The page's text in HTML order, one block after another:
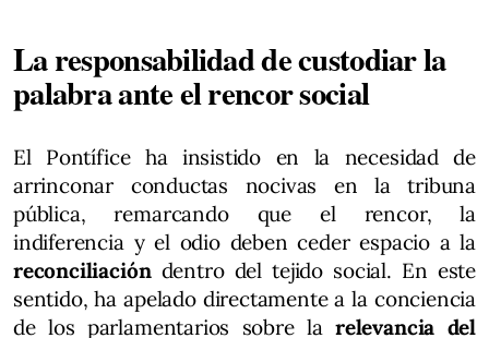
La responsabilidad de custodiar la
palabra ante el rencor social
El Pontífice ha insistido en la necesidad de
arrinconar conductas nocivas en la tribuna
pública, remarcando que el rencor, la
indiferencia y el odio deben ceder espacio a la
reconciliacióndentro del tejido social. En este
sentido, ha apelado directamente a la conciencia
de los parlamentarios sobre larelevancia del